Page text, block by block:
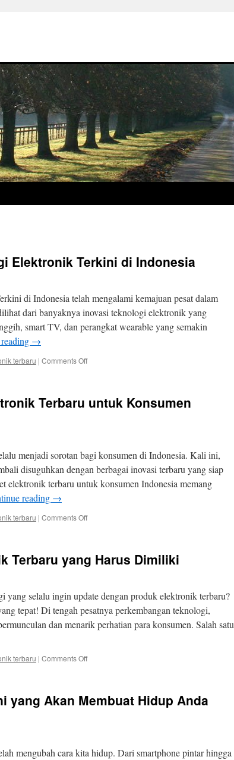
Elektronik Terkini di Indonesia
di Indonesia telah mengalami kemajuan pesat dalam
dari banyaknya inovasi teknologi elektronik yang
smart TV, dan perangkat wearable yang semakin
→
terbaru | Comments Offon
Terkini
Terbaru untuk Konsumen
menjadi sorotan bagi konsumen di Indonesia. Kali ini,
disuguhkan dengan berbagai inovasi terbaru yang siap
elektronik terbaru untuk konsumen Indonesia memang
reading →
terbaru | Comments Offon
Terbaru
untuk
Indonesia
Terbaru yang Harus Dimiliki
yang selalu ingin update dengan produk elektronik terbaru?
tepat! Di tengah pesatnya perkembangan teknologi,
dan menarik perhatian para konsumen. Salah satu
terbaru | Comments Offon
Terbaru
yang Akan Membuat Hidup Anda
mengubah cara kita hidup. Dari smartphone pintar hingga